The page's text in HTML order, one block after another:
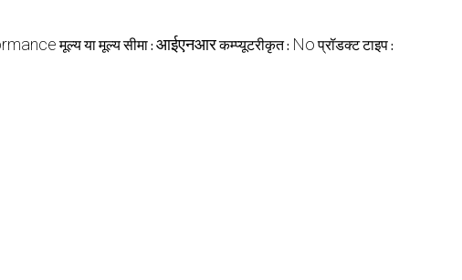
मूल्य या मूल्य सीमा : आईएनआरकम्प्यूटरीकृत : No प्रॉडक्ट टाइप :